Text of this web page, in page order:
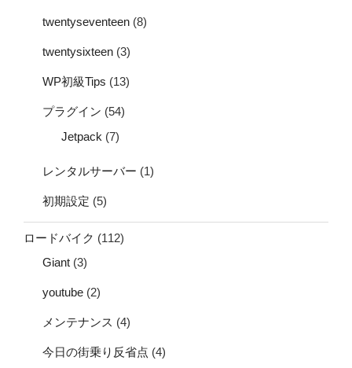
twentyseventeen (8)
twentysixteen (3)
WP初級Tips (13)
プラグイン (54)
Jetpack (7)
レンタルサーバー (1)
初期設定 (5)
ロードバイク (112)
Giant (3)
youtube (2)
メンテナンス (4)
今日の街乗り反省点 (4)